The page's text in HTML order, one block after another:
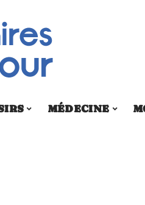
MÉDECINE